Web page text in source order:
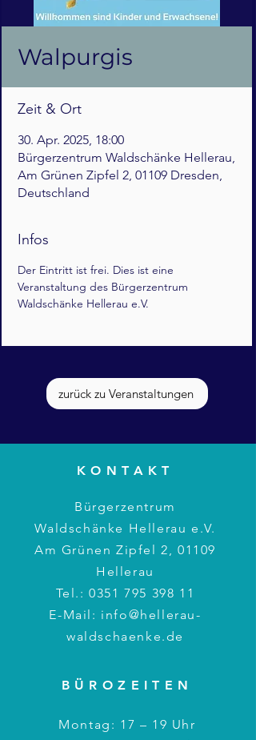
Walpurgis
Zeit & Ort
30. Apr. 2025, 18:00
Bürgerzentrum Waldschänke Hellerau,
Am Grünen Zipfel 2, 01109 Dresden,
Deutschland
Infos
Der Eintritt ist frei. Dies ist eine
Veranstaltung des Bürgerzentrum
Waldschänke Hellerau e.V.
zurück zu Veranstaltungen
KONTAKT
Bürgerzentrum
Waldschänke Hellerau e.V.
Am Grünen Zipfel 2, 01109
Hellerau
Tel.:0351 795 398 11
E-Mail: info@hellerau-
waldschaenke.de
BÜROZEITEN
Montag: 17 – 19 Uhr